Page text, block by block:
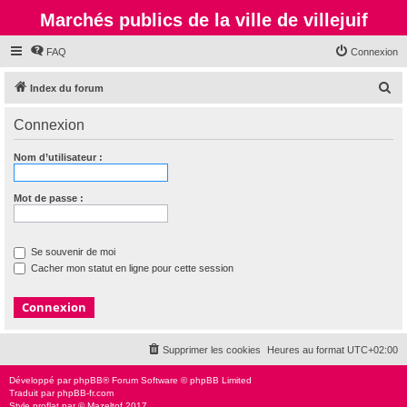
Marchés publics de la ville de villejuif
FAQ Connexion
Index du forum
Connexion
Nom d’utilisateur :
Mot de passe :
Se souvenir de moi
Cacher mon statut en ligne pour cette session
Heures au format UTC+02:00
Supprimer les cookies
Développé parphpBB® Forum Software © phpBB Limited
Traduit parphpBB-fr.com